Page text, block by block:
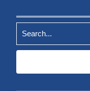
Search